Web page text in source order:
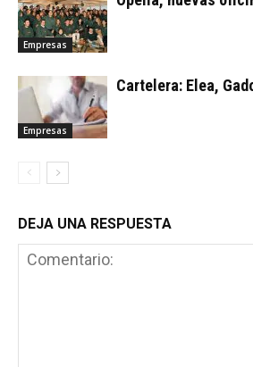
Empresas
Empresas
Cartelera: Elea,
DEJA UNA RESPUESTA